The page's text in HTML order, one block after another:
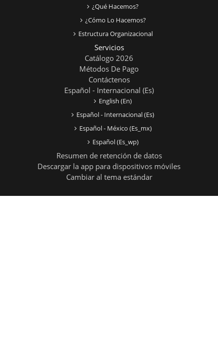
¿Qué Hacemos?
¿Cómo Lo Hacemos?
Estructura Organizacional
Servicios
Catálogo 2026
Métodos De Pago
Contáctenos
Español - Internacional ‎(es)‎
English ‎(en)‎
Español - Internacional ‎(es)‎
Español - México ‎(es_mx)‎
Español ‎(es_wp)‎
Resumen de retención de datos
Descargar la app para dispositivos móviles
Cambiar al tema estándar